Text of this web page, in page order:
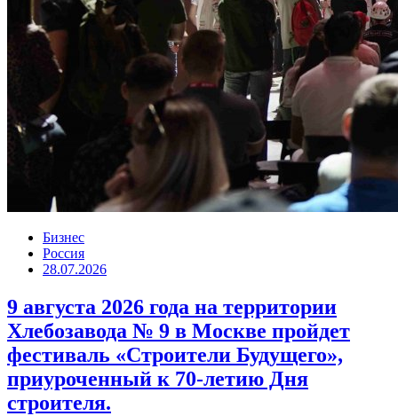
Бизнес
Россия
28.07.2026
9 августа 2026 года на территории
Хлебозавода № 9 в Москве пройдет
фестиваль «Строители Будущего»,
приуроченный к 70-летию Дня
строителя.